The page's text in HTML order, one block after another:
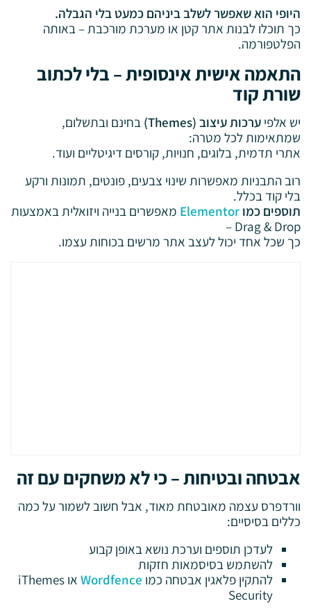
היופי הוא שאפשר לשלב ביניהם כמעט בלי הגבלה.
כך תוכלו לבנות אתר קטן או מערכת מורכבת – באותה
הפלטפורמה.
התאמה אישית אינסופית – בלי לכתוב
שורת קוד
יש אלפיערכות עיצוב (Themes)
בחינם ובתשלום,
שמתאימות לכל מטרה:
אתרי תדמית, בלוגים, חנויות, קורסים דיגיטליים ועוד.
רוב התבניות מאפשרות שינוי צבעים, פונטים, תמונות ורקע
בלי קוד בכלל.
תוספים כמוElementor
מאפשרים בנייה ויזואלית באמצעות
Drag & Drop –
כך שכל אחד יכול לעצב אתר מרשים בכוחות עצמו.
אבטחה ובטיחות – כי לא משחקים עם זה
וורדפרס עצמה מאובטחת מאוד, אבל חשוב לשמור על כמה
כללים בסיסיים:
לעדכן תוספים וערכת נושא באופן קבוע
להשתמש בסיסמאות חזקות
להתקין פלאגין אבטחה כמוWordfence
או iThemes
Security